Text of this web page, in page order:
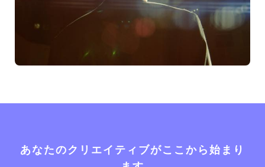
あなたのクリエイティブがここから始まり